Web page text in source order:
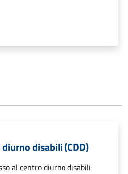
disabili (CDD)
al centro diurno disabili